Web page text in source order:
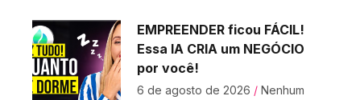
EMPREENDER ficou FÁCIL!
Essa IA CRIA um NEGÓCIO
por você!
6 de agosto de 2026 Nenhum